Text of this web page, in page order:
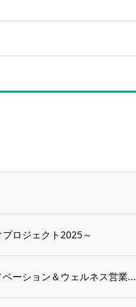
ロジェクト2025～
ーション＆ウェルネス営業...